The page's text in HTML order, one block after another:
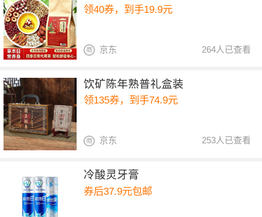
领40券，到手19.9元
264人已查看
京东
饮矿陈年熟普礼盒装
领135券，到手74.9元
253人已查看
京东
冷酸灵牙膏
券后37.9元包邮